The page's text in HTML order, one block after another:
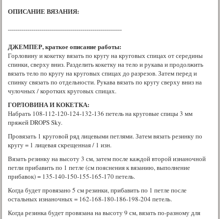
ОПИСАНИЕ ВЯЗАНИЯ:
----------------------------------------------------------
ДЖЕМПЕР, краткое описание работы:
Горловину и кокетку вязать по кругу на круговых спицах от середины
спинки, сверху вниз. Разделить кокетку на тело и рукава и продолжить
вязать тело по кругу на круговых спицах до разрезов. Затем перед и
спинку связать по отдельности. Рукава вязать по кругу сверху вниз на
чулочных / коротких круговых спицах.
ГОРЛОВИНА И КОКЕТКА:
Набрать 108-112-120-124-132-136 петель на круговые спицы 3 мм
пряжей DROPS Sky.
Провязать 1 круговой ряд лицевыми петлями. Затем вязать резинку по
кругу = 1 лицевая скрещенная / 1 изн.
Вязать резинку на высоту 3 см, затем после каждой второй изнаночной
петли прибавить по 1 петле (см пояснения к вязанию, выполнение
прибавок) = 135-140-150-155-165-170 петель.
Когда будет провязано 5 см резинки, прибавить по 1 петле после
остальных изнаночных = 162-168-180-186-198-204 петель.
Когда резинка будет провязана на высоту 9 см, вязать по-разному для